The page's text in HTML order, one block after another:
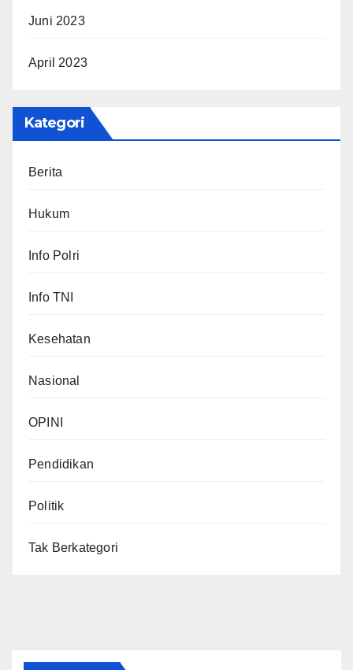
Juni 2023
April 2023
Kategori
Berita
Hukum
Info Polri
Info TNI
Kesehatan
Nasional
OPINI
Pendidikan
Politik
Tak Berkategori